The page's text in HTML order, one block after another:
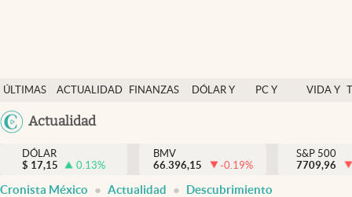
ÚLTIMAS
NOTICIAS
ACTUALIDAD
FINANZAS
DÓLAR Y
PC Y
VIDA Y
México
Actualidad
Actualidad
Finanzas y economía
Dólar y mercados
DÓLAR
$ 17,15 0.13%
BMV
66.396,15
-0.19%
S&P 500
7709,96
Cronista México Actualidad Descubrimiento